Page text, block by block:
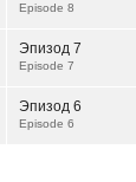
Episode 8
Эпизод 7
Episode 7
Эпизод 6
Episode 6